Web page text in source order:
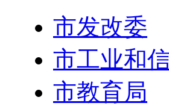
市发改委
市工业和
市教育局